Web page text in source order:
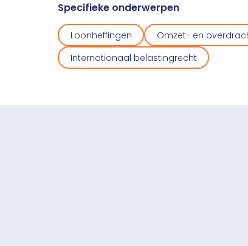
Specifieke onderwerpen
Loonheffingen Omzet- en
Internationaal belastingrecht